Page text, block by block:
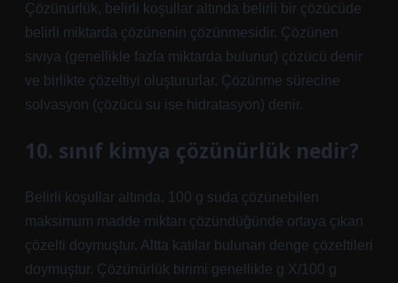
Çözünürlük, belirli koşullar altında belirli bir çözücüde
belirli miktarda çözünenin çözünmesidir. Çözünen
sıvıya (genellikle fazla miktarda bulunur) çözücü denir
ve birlikte çözeltiyi oluştururlar. Çözünme sürecine
solvasyon (çözücü su ise hidratasyon) denir.
10. sınıf kimya çözünürlük nedir?
Belirli koşullar altında, 100 g suda çözünebilen
maksimum madde miktarı çözündüğünde ortaya çıkan
çözelti doymuştur. Altta katılar bulunan denge çözeltileri
doymuştur. Çözünürlük birimi genellikle g X/100 g